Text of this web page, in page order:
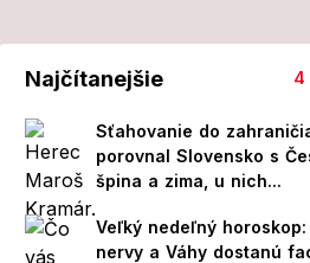
Najčítanejšie 4
Sťahovanie do
porovnal Slovensko s
špina a zima, u nich...
Veľký nedeľný
nervy a Váhy dostanú